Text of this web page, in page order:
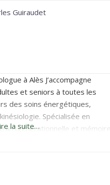
Guiraudet
à Alès J’accompagne
et seniors à toutes les
des soins énergétiques,
Spécialisée en
et mémoire
la suite…